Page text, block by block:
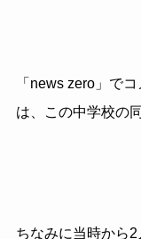
「news zero」で
は、この中学校の
ちなみに当時から